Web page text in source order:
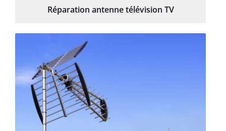
Réparation antenne télévision TV